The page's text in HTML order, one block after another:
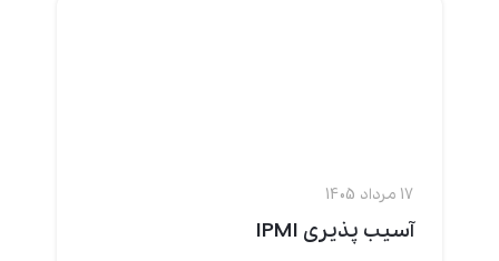
17 مرداد 1405
آسیب پذیری IPMI